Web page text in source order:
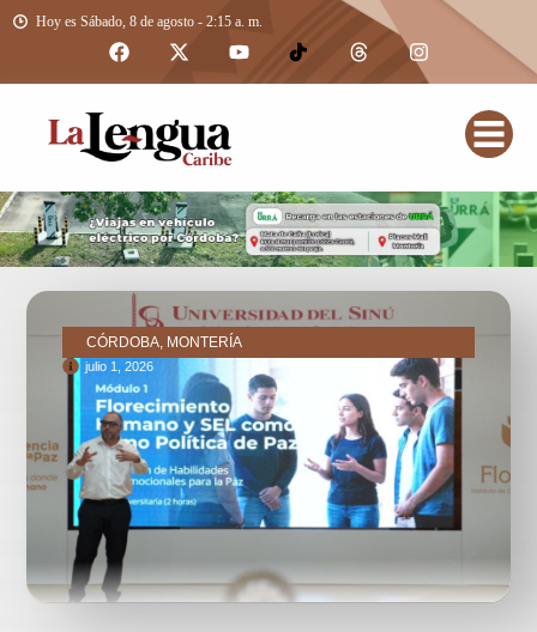
Hoy es Sábado, 8 de agosto - 2:15 a. m.
CÓRDOBA, MONTERÍA
julio 1, 2026